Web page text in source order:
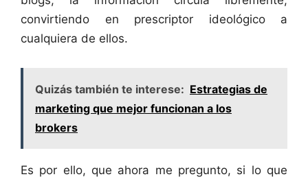
convirtiendo en prescriptor ideológico a
cualquiera de ellos.
Quizás también te interese: Estrategias de
marketing que mejor funcionan a los
brokers
Es por ello, que ahora me pregunto, si lo que